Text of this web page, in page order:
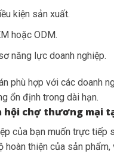
kiện sản xuất.
hoặc ODM.
năng lực doanh nghiệp.
phù hợp với các doanh
ổn định trong dài hạn.
hội chợ thương mại
của bạn muốn trực tiếp
hoàn thiện của sản